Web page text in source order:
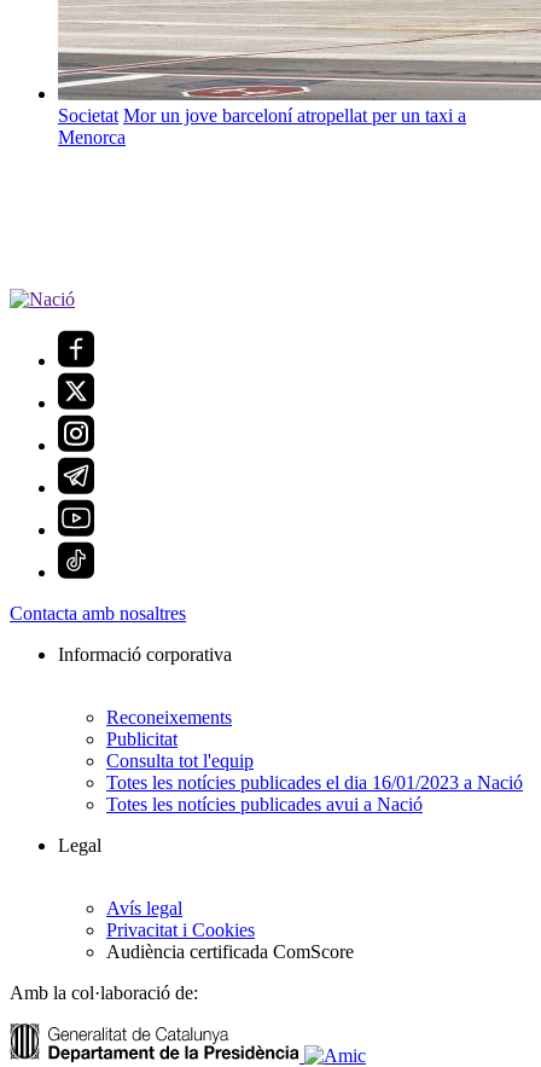
Societat Mor un jove barceloní atropellat per un taxi a
Menorca
Contacta amb nosaltres
Informació corporativa
Reconeixements
Publicitat
Consulta tot l'equip
Totes les notícies publicades el dia 16/01/2023 a Nació
Totes les notícies publicades avui a Nació
Legal
Avís legal
Privacitat i Cookies
Audiència certificada ComScore
Amb la col·laboració de: